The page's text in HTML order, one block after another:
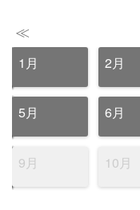
≪
1月 2月
5月 6月
9月 10月